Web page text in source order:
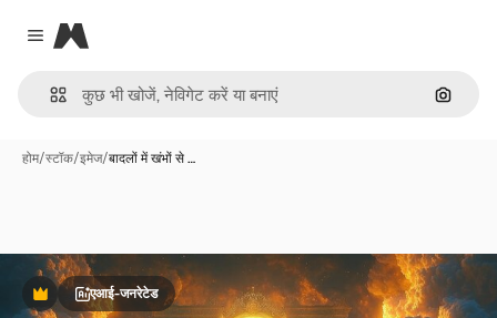
Close menu
Magnific
इमेज से
होम/स्टॉक/इमेज/बादलों में खंभों से …
Premiumएआई-जनरेटेड